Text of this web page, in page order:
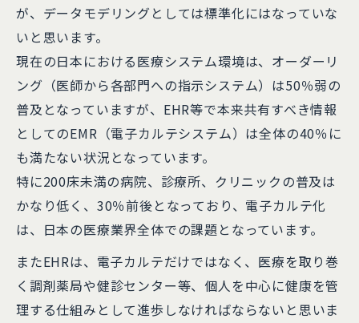
が、データモデリングとしては標準化にはなっていな
いと思います。
現在の日本における医療システム環境は、オーダーリ
ング（医師から各部門への指示システム）は50％弱の
普及となっていますが、EHR等で本来共有すべき情報
としてのEMR（電子カルテシステム）は全体の40％に
も満たない状況となっています。
特に200床未満の病院、診療所、クリニックの普及は
かなり低く、30％前後となっており、電子カルテ化
は、日本の医療業界全体での課題となっています。
またEHRは、電子カルテだけではなく、医療を取り巻
く調剤薬局や健診センター等、個人を中心に健康を管
理する仕組みとして進歩しなければならないと思いま